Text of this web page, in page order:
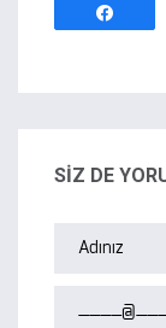
SİZ DE